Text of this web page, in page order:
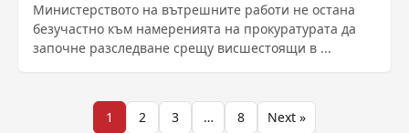
Министерството на вътрешните работи не остана
безучастно към намеренията на прокуратурата да
започне разследване срещу висшестоящи в ...
Разделяне
1 2 3 … 8 Next »